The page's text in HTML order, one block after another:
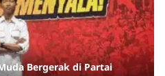
Bergerak di Partai